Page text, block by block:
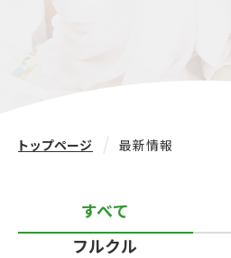
トップページ 最新情報
すべて
フルクル